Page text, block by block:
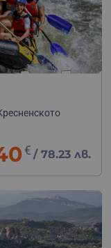
€ /78.23 лв.